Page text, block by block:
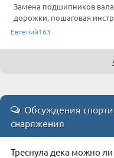
Замена подшипников вала
дорожки, пошаговая
Евгений163
Обсуждения
снаряжения
Треснула дека можно